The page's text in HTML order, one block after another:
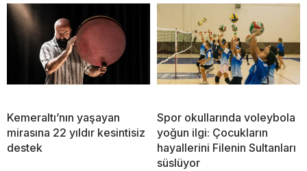
Kemeraltı’nın yaşayan
mirasına 22 yıldır kesintisiz
destek
Spor okullarında voleybola
yoğun ilgi: Çocukların
hayallerini Filenin Sultanları
süslüyor